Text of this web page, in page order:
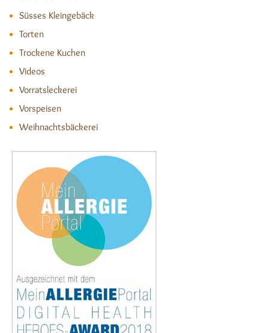
Süsses Kleingebäck
Torten
Trockene Kuchen
Videos
Vorratsleckerei
Vorspeisen
Weihnachtsbäckerei